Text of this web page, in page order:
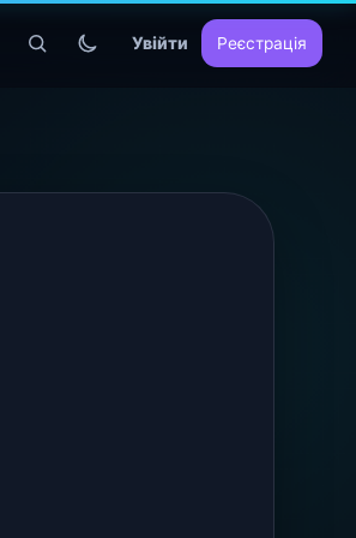
Увійти Реєстрація